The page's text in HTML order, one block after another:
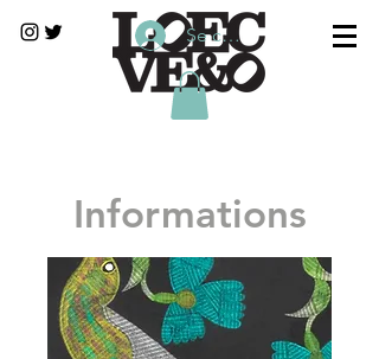
Se connecter
Informations